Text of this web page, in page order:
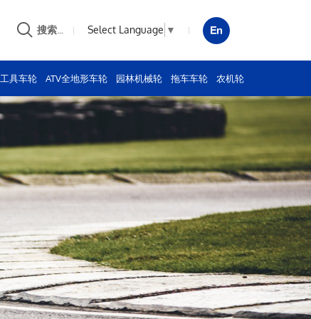
搜索... Select Language ▼
工具车轮 ATV全地形车轮 园林机械轮 拖车车轮 农机轮